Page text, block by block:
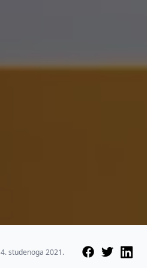
4. studenoga 2021.